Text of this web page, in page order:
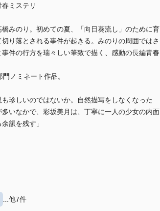
ミステリ
みのり。初めての夏、「向日葵流し」のために育
り落とされる事件が起きる。みのりの周囲ではさ
件の行方を瑞々しい筆致で描く、感動の長編青春
ノミネート作品。
珍しいのではないか。自然描写をしなくなった
いなかで、彩坂美月は、丁寧に一人の少女の内面
韻を残す」
...他7件